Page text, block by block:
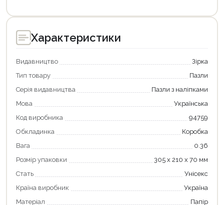
Характеристики
Видавництво
Зірка
Тип товару
Пазли
Серія видавництва
Пазли з наліпками
Мова
Українська
Код виробника
94759
Обкладинка
Коробка
Вага
0.36
Розмір упаковки
305 х 210 х 70 мм
Стать
Унісекс
Країна виробник
Україна
Матеріал
Папір